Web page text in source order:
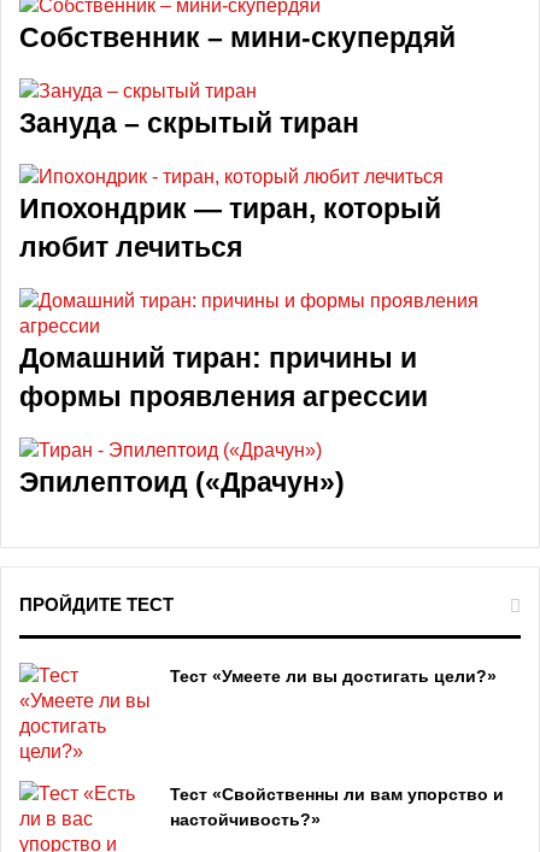
Собственник – мини-скупердяй
Зануда – скрытый тиран
Ипохондрик — тиран, который
любит лечиться
Домашний тиран: причины и
формы проявления агрессии
Эпилептоид («Драчун»)
ПРОЙДИТЕ ТЕСТ
Тест «Умеете ли вы достигать цели?»
Тест «Свойственны ли вам упорство и
настойчивость?»